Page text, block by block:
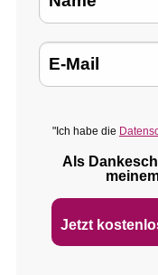
"Ich habe die
Als
Jetzt